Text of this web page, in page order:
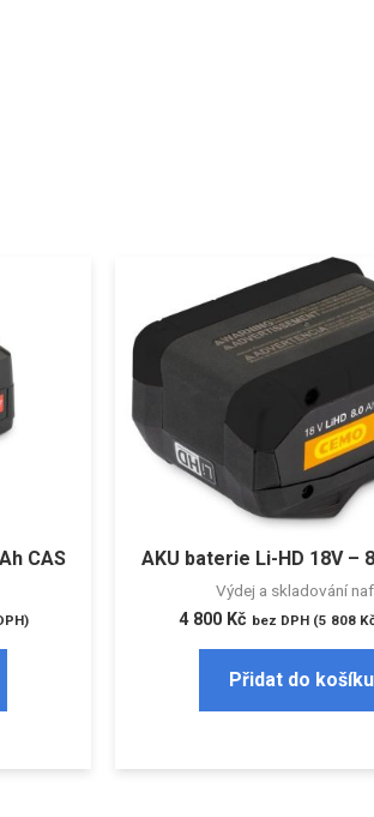
CAS AKU baterie Li-HD 18V –
Výdej a skladování
4 800 Kč bez DPH (5 808
Přidat do košíku